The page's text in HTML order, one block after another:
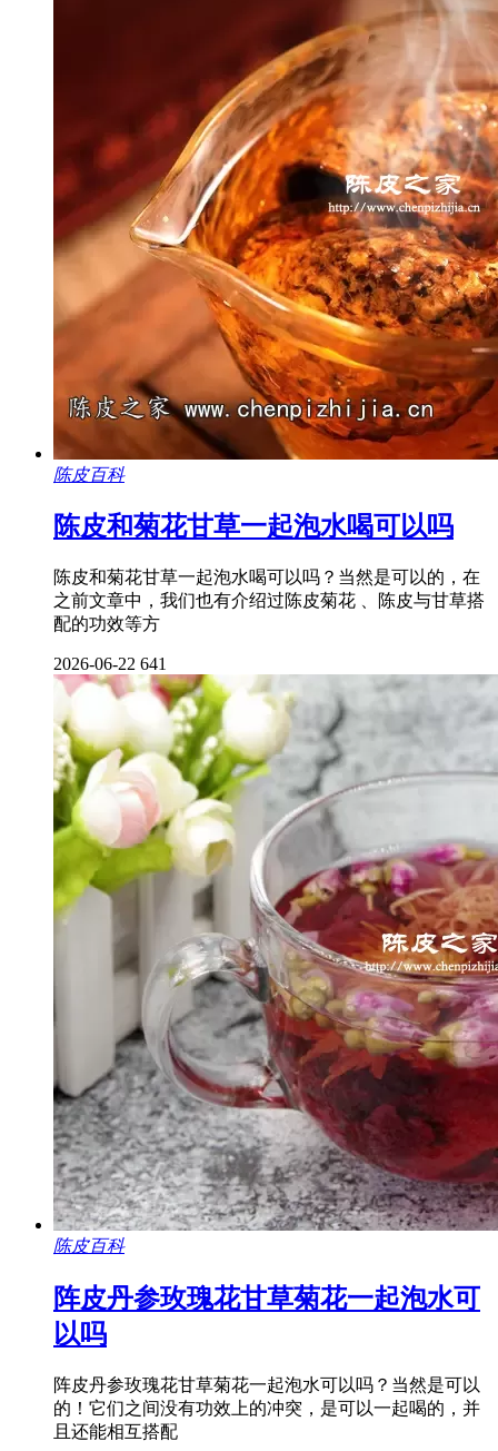
陈皮百科
陈皮和菊花甘草一起泡水喝可以吗
陈皮和菊花甘草一起泡水喝可以吗？当然是可以的，在
之前文章中，我们也有介绍过陈皮菊花 、陈皮与甘草搭
配的功效等方
2026-06-22 641
陈皮百科
阵皮丹参玫瑰花甘草菊花一起泡水可
以吗
阵皮丹参玫瑰花甘草菊花一起泡水可以吗？当然是可以
的！它们之间没有功效上的冲突，是可以一起喝的，并
且还能相互搭配